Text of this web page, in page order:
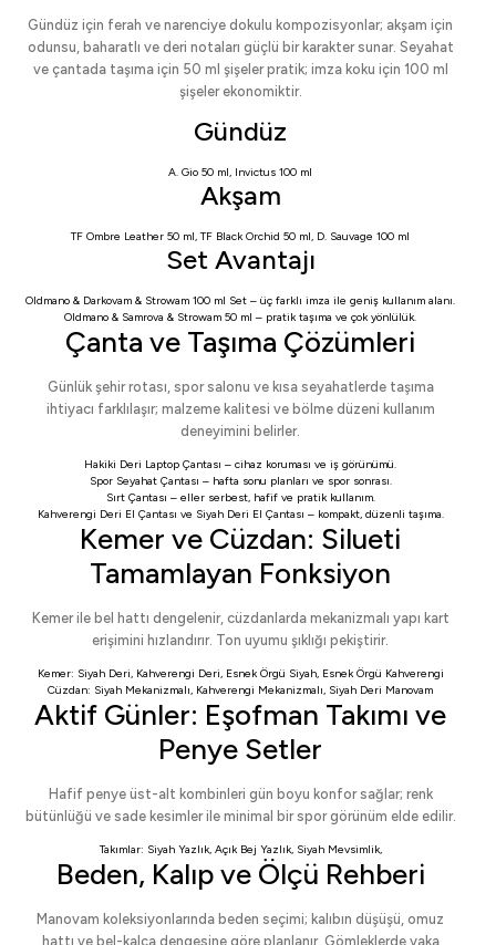
Gündüz için ferah ve narenciye dokulu kompozisyonlar; akşam için
odunsu, baharatlı ve deri notaları güçlü bir karakter sunar. Seyahat
ve çantada taşıma için 50 ml şişeler pratik; imza koku için 100 ml
şişeler ekonomiktir.
Gündüz
A. Gio 50 ml, Invictus 100 ml
Akşam
TF Ombre Leather 50 ml,TF Black Orchid 50 ml, D. Sauvage 100 ml
Set Avantajı
Oldmano & Darkovam & Strowam 100 ml Set – üç farklı imza ile geniş kullanım alanı.
Oldmano & Samrova & Strowam 50 ml – pratik taşıma ve çok yönlülük.
Çanta ve Taşıma Çözümleri
Günlük şehir rotası, spor salonu ve kısa seyahatlerde taşıma
ihtiyacı farklılaşır; malzeme kalitesi ve bölme düzeni kullanım
deneyimini belirler.
Hakiki Deri Laptop Çantası – cihaz koruması ve iş görünümü.
Spor Seyahat Çantası – hafta sonu planları ve spor sonrası.
Sırt Çantası – eller serbest, hafif ve pratik kullanım.
Kahverengi Deri El Çantası ve Siyah Deri El Çantası – kompakt, düzenli taşıma.
Kemer ve Cüzdan: Silueti
Tamamlayan Fonksiyon
Kemer ile bel hattı dengelenir, cüzdanlarda mekanizmalı yapı kart
erişimini hızlandırır. Ton uyumu şıklığı pekiştirir.
Kemer: Siyah Deri, Kahverengi Deri, Esnek Örgü Siyah, Esnek Örgü Kahverengi
Cüzdan: Siyah Mekanizmalı, Kahverengi Mekanizmalı, Siyah Deri Manovam
Aktif Günler: Eşofman Takımı ve
Penye Setler
Hafif penye üst-alt kombinleri gün boyu konfor sağlar; renk
bütünlüğü ve sade kesimler ile minimal bir spor görünüm elde edilir.
Takımlar: Siyah Yazlık, Açık Bej Yazlık, Siyah Mevsimlik,
Beden, Kalıp ve Ölçü Rehberi
Manovam koleksiyonlarında beden seçimi; kalıbın düşüşü, omuz
hattı ve bel-kalça dengesine göre planlanır. Gömleklerde yaka